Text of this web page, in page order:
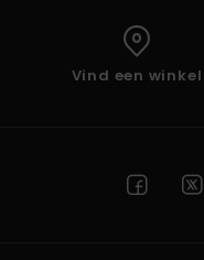
Vind een winkel